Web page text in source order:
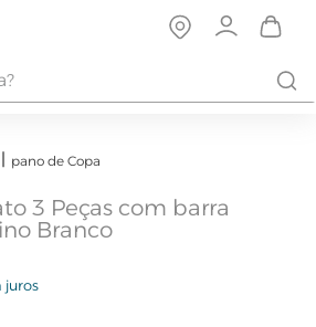
pano de Copa
3 Peças com barra
Branco
juros